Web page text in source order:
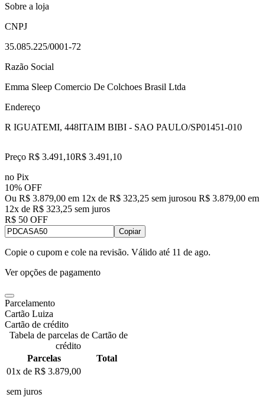
Sobre a loja
CNPJ
35.085.225/0001-72
Razão Social
Emma Sleep Comercio De Colchoes Brasil Ltda
Endereço
R IGUATEMI, 448ITAIM BIBI - SAO PAULO/SP01451-010
Preço R$ 3.491,10R$ 3.491 ,10
no Pix
10% OFF
Ou R$ 3.879,00 em 12x de R$ 323,25 sem jurosou R$ 3.879,00 em
12x de R$ 323,25 sem juros
R$ 50 OFF
Copiar
Copie o cupom e cole na revisão. Válido até 11 de ago.
Ver opções de pagamento
Parcelamento
Cartão Luiza
Cartão de crédito
Tabela de parcelas de Cartão de
crédito
Parcelas
Total
01x de R$ 3.879,00
sem juros